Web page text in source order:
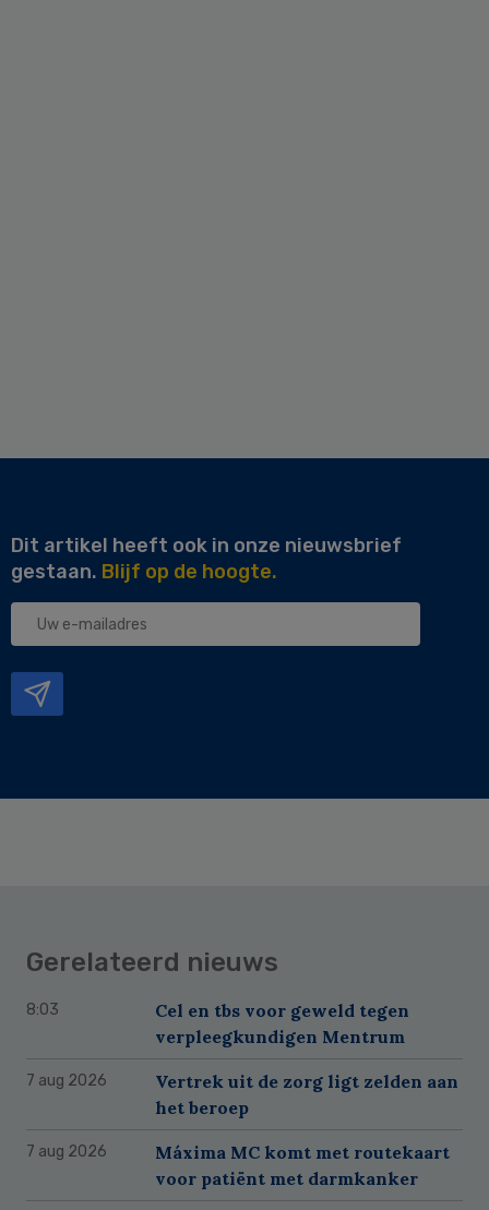
Dit artikel heeft ook in onze nieuwsbrief
gestaan. Blijf op de hoogte.
Uw
Gerelateerd nieuws
8:03
Cel en tbs voor geweld tegen
verpleegkundigen Mentrum
7 aug 2026
Vertrek uit de zorg ligt zelden aan
het beroep
7 aug 2026
Máxima MC komt met routekaart
voor patiënt met darmkanker